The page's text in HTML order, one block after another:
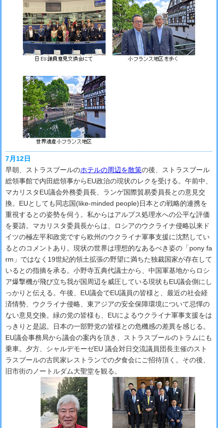
7月12日
早朝、ストラスブールのホテルの周辺を散策の後、ストラスブール
総領事館で内田総領事からEU政治の現状のレクを受ける。午前中、
マカリスタEU議会外務委員長、ランゲ国際貿易委員長との意見交
換。EUとしても同志国(like-minded people)日本との戦略的連携を
重視するとの姿勢を伺う。私からはアルプス処理水への公平な評価
を要請。マカリスタ委員長からは、ロシアのウクライナ侵略以来ド
イツの極左平和政党ですら欧州のウクライナ軍事支援に沈黙してい
るとのコメントあり。現状の世界は理想的なあるべき姿の「pony fa
rm」ではなく19世紀的領土拡張の野望に満ちた独裁国家が存在して
いるとの指摘を承る。小野寺五典代議士から、中国軍基地からロシ
ア爆撃機が飛び立ち我が国周辺を威圧している現状もEU議会側にし
っかりと伝える。午後、EU議会でEU議員の皆様と、最近の社会経
済情勢、ウクライナ侵略、東アジアの安全保障環境について忌憚の
ない意見交換。緑の党の皆様も、EUによるウクライナ軍事支援をは
っきりと是認。日本の一部野党の皆様との危機感の差異を感じる。
EU議会事務局から議会の案内を頂き、ストラスブールのトラムにも
乗車。夕方、シャルデモーゼEU 議会対日交流議員団長主催のスト
ラスブールの古民家レストランでの夕食会にご招待頂く。その後、
旧市街のノートルダム大聖堂を観る。